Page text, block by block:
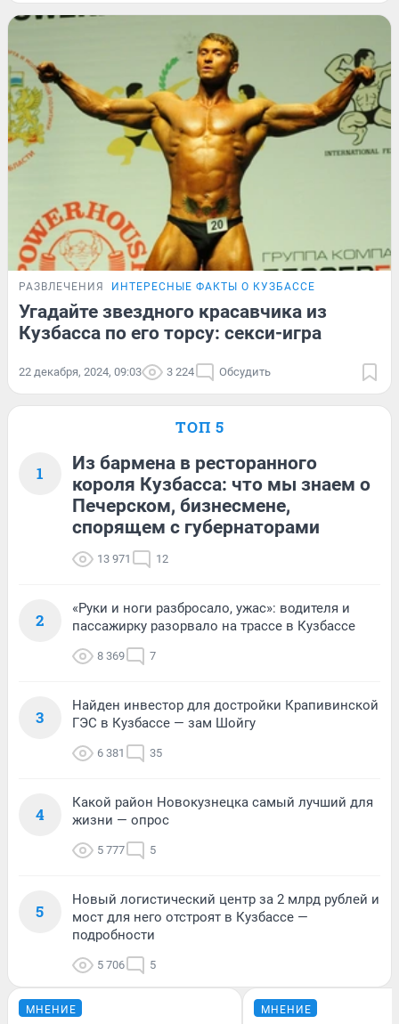
РАЗВЛЕЧЕНИЯ ИНТЕРЕСНЫЕ ФАКТЫ О КУЗБАССЕ
Угадайте звездного красавчика из
Кузбасса по его торсу: секси-игра
22 декабря, 2024, 09:03 3 224 Обсудить
ТОП 5
1
Из бармена в ресторанного
короля Кузбасса: что мы знаем о
Печерском, бизнесмене,
спорящем с губернаторами
13 971 12
2
«Руки и ноги разбросало, ужас»: водителя и
пассажирку разорвало на трассе в Кузбассе
8 369 7
3
Найден инвестор для достройки Крапивинской
ГЭС в Кузбассе — зам Шойгу
6 381 35
4
Какой район Новокузнецка самый лучший для
жизни — опрос
5 777 5
5
Новый логистический центр за 2 млрд рублей и
мост для него отстроят в Кузбассе —
подробности
5 706 5
МНЕНИЕ МНЕНИЕ